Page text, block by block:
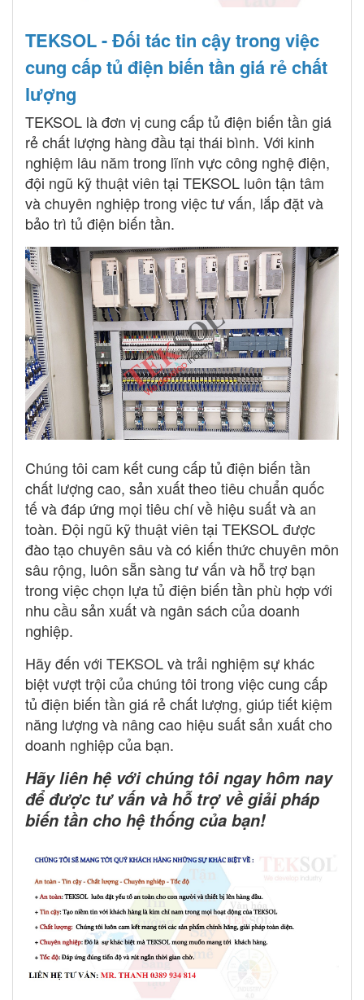
TEKSOL - Đối tác tin cậy trong việc
cung cấp tủ điện biến tần giá rẻ chất
lượng
TEKSOL là đơn vị cung cấp tủ điện biến tần giá
rẻ chất lượng hàng đầu tại thái bình. Với kinh
nghiệm lâu năm trong lĩnh vực công nghệ điện,
đội ngũ kỹ thuật viên tại TEKSOL luôn tận tâm
và chuyên nghiệp trong việc tư vấn, lắp đặt và
bảo trì tủ điện biến tần.
Chúng tôi cam kết cung cấp tủ điện biến tần
chất lượng cao, sản xuất theo tiêu chuẩn quốc
tế và đáp ứng mọi tiêu chí về hiệu suất và an
toàn. Đội ngũ kỹ thuật viên tại TEKSOL được
đào tạo chuyên sâu và có kiến thức chuyên môn
sâu rộng, luôn sẵn sàng tư vấn và hỗ trợ bạn
trong việc chọn lựa tủ điện biến tần phù hợp với
nhu cầu sản xuất và ngân sách của doanh
nghiệp.
Hãy đến với TEKSOL và trải nghiệm sự khác
biệt vượt trội của chúng tôi trong việc cung cấp
tủ điện biến tần giá rẻ chất lượng, giúp tiết kiệm
năng lượng và nâng cao hiệu suất sản xuất cho
doanh nghiệp của bạn.
Hãy liên hệ với chúng tôi ngay hôm nay
để được tư vấn và hỗ trợ về giải pháp
biến tần cho hệ thống của bạn!